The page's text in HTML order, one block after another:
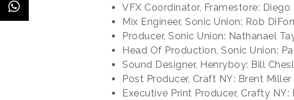
VFX Coordinator, Framestore: Diego
Mix Engineer, Sonic Union: Rob
Producer, Sonic Union: Nathanael
Head Of Production, Sonic Union:
Sound Designer, Henryboy: Bill
Post Producer, Craft NY: Brent Miller
Executive Print Producer, Crafty NY: